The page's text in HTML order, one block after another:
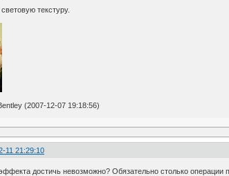
текстуру.
(2007-12-07 19:18:56)
11 21:29:10
достичь невозможно? Обязательно столько операции